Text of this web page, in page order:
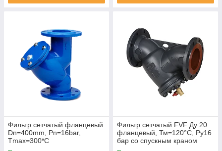
Фильтр сетчатый фланцевый
Dn=400mm, Pn=16bar,
Tmax=300*C
Фильтр сетчатый FVF Ду 20
фланцевый, Тм=120°С, Ру16
бар со спускным краном